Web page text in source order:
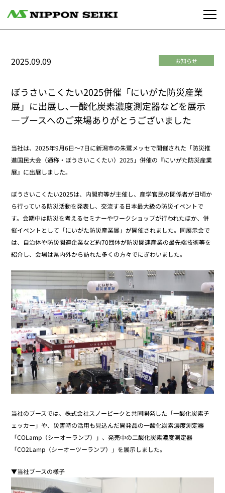
お知らせ
2025.09.09
ぼうさいこくたい2025併催「にいがた防災産業
展」に出展し､一酸化炭素濃度測定器などを展示
―ブースへのご来場ありがとうございました
当社は、2025年9月6日～7日に新潟市の朱鷺メッセで開催された「防災推
進国民大会（通称・ぼうさいこくたい）2025」併催の『にいがた防災産業
展』に出展しました。
ぼうさいこくたい2025は、内閣府等が主催し、産学官民の関係者が日頃か
ら行っている防災活動を発表し、交流する日本最大級の防災イベントで
す。会期中は防災を考えるセミナーやワークショップが行われたほか、併
催イベントとして「にいがた防災産業展」が開催されました。同展示会で
は、自治体や防災関連企業など約70団体が防災関連産業の最先端技術等を
紹介し、会場は県内外から訪れた多くの方々でにぎわいました。
当社のブースでは、株式会社スノーピークと共同開発した「一酸化炭素チ
ェッカー」や、災害時の活用も見込んだ開発品の一酸化炭素濃度測定器
「COLamp（シーオーランプ）」、発売中の二酸化炭素濃度測定器
「CO2Lamp（シーオーツーランプ）」を展示しました。
▼当社ブースの様子